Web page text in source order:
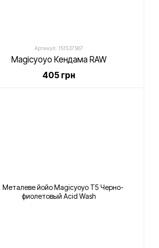
Артикул: 151537587
Magicyoyo Кендама RAW
405 грн